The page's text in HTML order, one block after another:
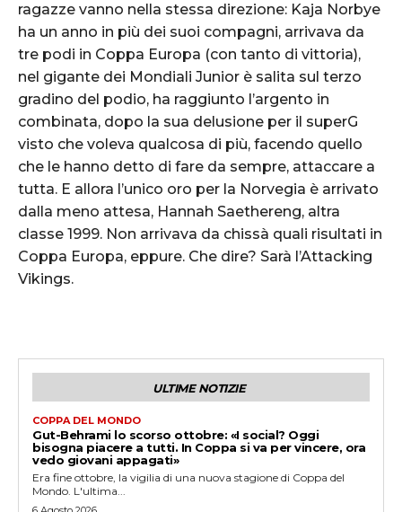
ragazze vanno nella stessa direzione: Kaja Norbye
ha un anno in più dei suoi compagni, arrivava da
tre podi in Coppa Europa (con tanto di vittoria),
nel gigante dei Mondiali Junior è salita sul terzo
gradino del podio, ha raggiunto l’argento in
combinata, dopo la sua delusione per il superG
visto che voleva qualcosa di più, facendo quello
che le hanno detto di fare da sempre, attaccare a
tutta. E allora l’unico oro per la Norvegia è arrivato
dalla meno attesa, Hannah Saethereng, altra
classe 1999. Non arrivava da chissà quali risultati in
Coppa Europa, eppure. Che dire? Sarà l’Attacking
Vikings.
ULTIME NOTIZIE
COPPA DEL MONDO
Gut-Behrami lo scorso ottobre: «I social? Oggi
bisogna piacere a tutti. In Coppa si va per vincere, ora
vedo giovani appagati»
Era fine ottobre, la vigilia di una nuova stagione di Coppa del
Mondo. L'ultima...